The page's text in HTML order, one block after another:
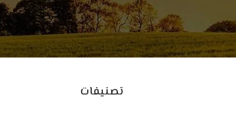
تصنيفات